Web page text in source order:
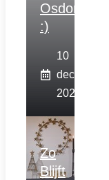
Osdorp
:)
10
december
2025
Zo
Blijft